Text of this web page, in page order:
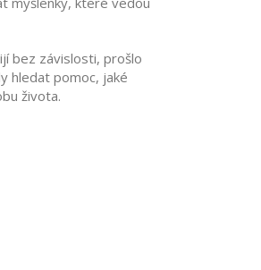
bez závislosti, prošlo
hledat pomoc, jaké
života.